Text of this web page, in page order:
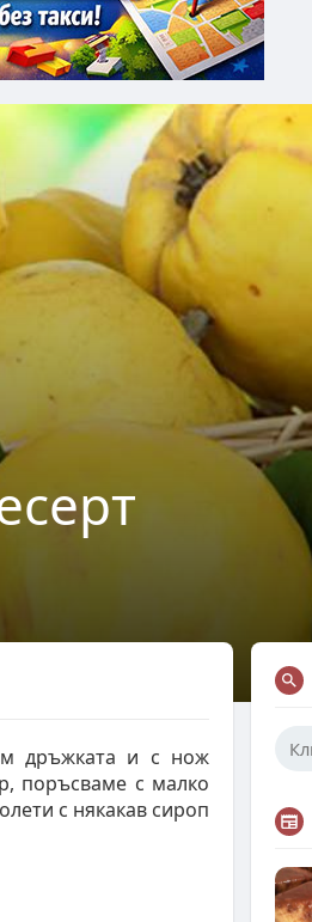
дръжката и с нож
поръсваме с малко
с някакав сироп